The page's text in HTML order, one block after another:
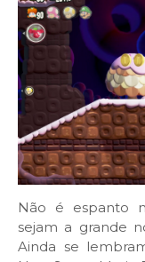
Não é espanto
sejam a grande
Ainda se